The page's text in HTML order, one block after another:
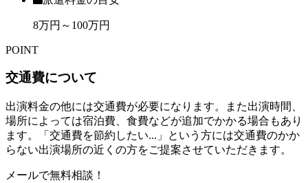
8万円～100万円
POINT
交通費について
出演料金の他には交通費が必要になります。また出演時間、
場所によっては宿泊費、食費などが追加でかかる場合もあり
ます。「交通費を節約したい...」という方には交通費のかか
らない出演場所の近くの方をご提案させていただきます。
メールで無料相談！